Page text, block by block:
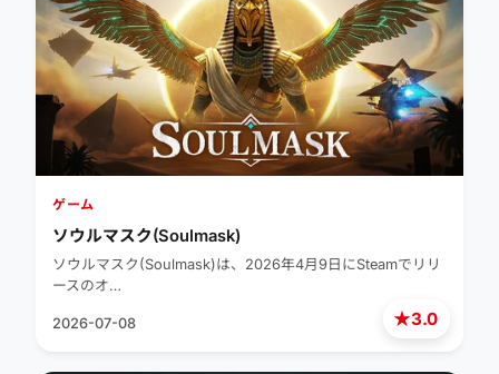
★3.0
ゲーム
ソウルマスク(Soulmask)
ソウルマスク(Soulmask)は、2026年4月9日にSteamでリリ
ースのオ…
2026-07-08